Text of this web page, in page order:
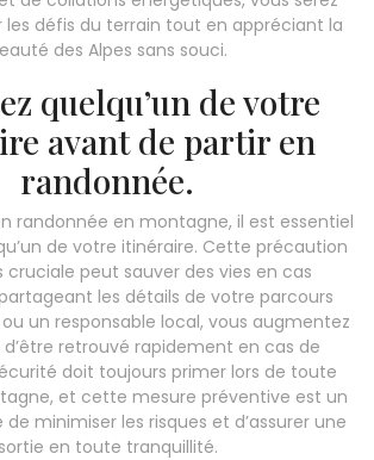
défis du terrain tout en appréciant la
des Alpes sans souci.
quelqu’un de votre
avant de partir en
randonnée.
randonnée en montagne, il est essentiel
de votre itinéraire. Cette précaution
cruciale peut sauver des vies en cas
partageant les détails de votre parcours
un responsable local, vous augmentez
retrouvé rapidement en cas de
doit toujours primer lors de toute
et cette mesure préventive est un
minimiser les risques et d’assurer une
sortie en toute tranquillité.